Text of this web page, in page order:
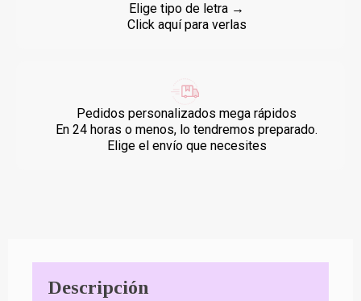
Elige tipo de letra →
Click aquí para verlas
Pedidos personalizados mega rápidos
En 24 horas o menos, lo tendremos preparado.
Elige el envío que necesites
Descripción